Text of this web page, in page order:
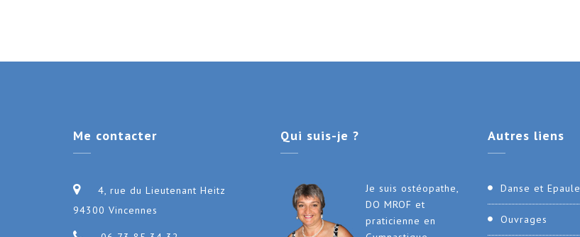
Me contacter
4, rue du Lieutenant Heitz
94300 Vincennes
Qui suis-je ?
Je suis ostéopathe,
DO MROF et
praticienne en
Autres liens
Danse et Epaule
Ouvrages